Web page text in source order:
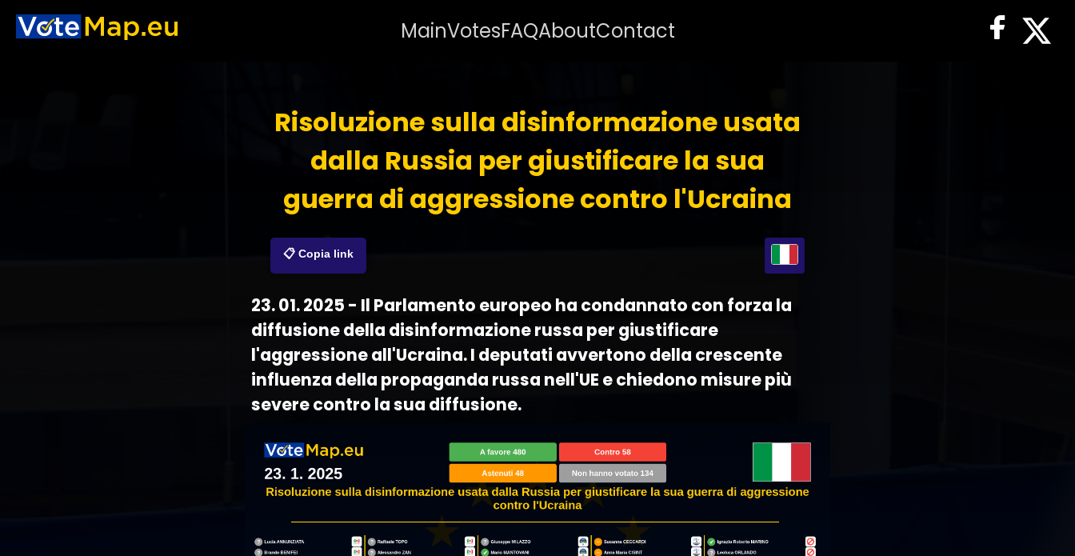
MainVotesFAQAboutContact
Risoluzione sulla disinformazione usata
dalla Russia per giustificare la sua
guerra di aggressione contro l'Ucraina
📋 Copia link
23. 01. 2025 - Il Parlamento europeo ha condannato con forza la
diffusione della disinformazione russa per giustificare
l'aggressione all'Ucraina. I deputati avvertono della crescente
influenza della propaganda russa nell'UE e chiedono misure più
severe contro la sua diffusione.